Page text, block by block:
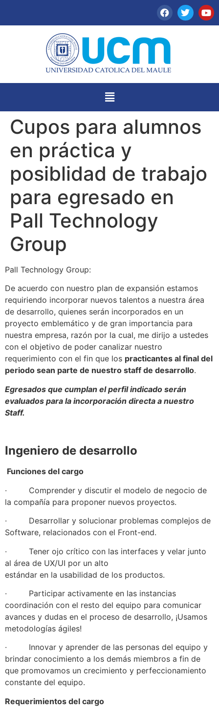
Cupos para alumnos
en práctica y
posiblidad de trabajo
para egresado en
Pall Technology
Group
Pall Technology Group:
De acuerdo con nuestro plan de expansión estamos
requiriendo incorporar nuevos talentos a nuestra área
de desarrollo, quienes serán incorporados en un
proyecto emblemático y de gran importancia para
nuestra empresa, razón por la cual, me dirijo a ustedes
con el objetivo de poder canalizar nuestro
requerimiento con el fin que los practicantes al final del
periodo sean parte de nuestro staff de desarrollo.
Egresados que cumplan el perfil indicado serán
evaluados para la incorporación directa a nuestro
Staff.
Ingeniero de desarrollo
Funciones del cargo
· Comprender y discutir el modelo de negocio de
la compañía para proponer nuevos proyectos.
· Desarrollar y solucionar problemas complejos de
Software, relacionados con el Front-end.
· Tener ojo crítico con las interfaces y velar junto
al área de UX/UI por un alto
estándar en la usabilidad de los productos.
· Participar activamente en las instancias
coordinación con el resto del equipo para comunicar
avances y dudas en el proceso de desarrollo, ¡Usamos
metodologías ágiles!
· Innovar y aprender de las personas del equipo y
brindar conocimiento a los demás miembros a fin de
que promovamos un crecimiento y perfeccionamiento
constante del equipo.
Requerimientos del cargo